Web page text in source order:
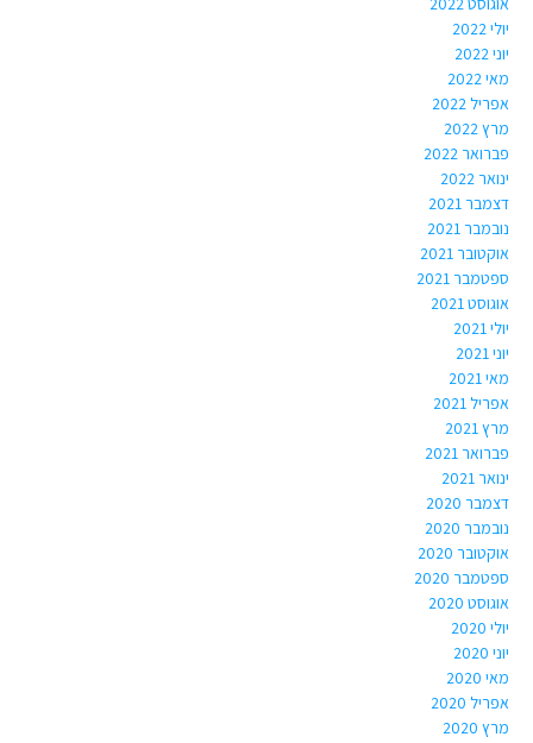
יולי 2022
יוני 2022
מאי 2022
אפריל 2022
מרץ 2022
פברואר 2022
ינואר 2022
דצמבר 2021
נובמבר 2021
אוקטובר 2021
ספטמבר 2021
אוגוסט 2021
יולי 2021
יוני 2021
מאי 2021
אפריל 2021
מרץ 2021
פברואר 2021
ינואר 2021
דצמבר 2020
נובמבר 2020
אוקטובר 2020
ספטמבר 2020
אוגוסט 2020
יולי 2020
יוני 2020
מאי 2020
אפריל 2020
מרץ 2020